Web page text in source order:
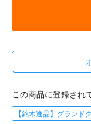
この商品に登録され
【銘木逸品】グランド